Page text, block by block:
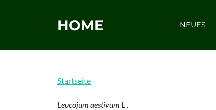
HOME NEUES
Startseite
Leucojum aestivum L .